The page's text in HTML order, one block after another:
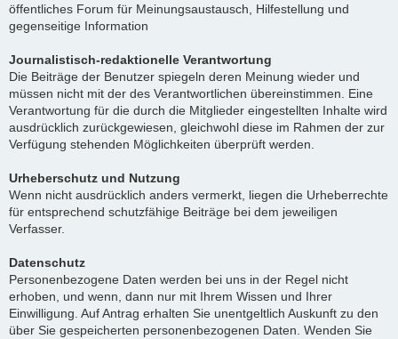
öffentliches Forum für Meinungsaustausch, Hilfestellung und
gegenseitige Information
Journalistisch-redaktionelle Verantwortung
Die Beiträge der Benutzer spiegeln deren Meinung wieder und
müssen nicht mit der des Verantwortlichen übereinstimmen. Eine
Verantwortung für die durch die Mitglieder eingestellten Inhalte wird
ausdrücklich zurückgewiesen, gleichwohl diese im Rahmen der zur
Verfügung stehenden Möglichkeiten überprüft werden.
Urheberschutz und Nutzung
Wenn nicht ausdrücklich anders vermerkt, liegen die Urheberrechte
für entsprechend schutzfähige Beiträge bei dem jeweiligen
Verfasser.
Datenschutz
Personenbezogene Daten werden bei uns in der Regel nicht
erhoben, und wenn, dann nur mit Ihrem Wissen und Ihrer
Einwilligung. Auf Antrag erhalten Sie unentgeltlich Auskunft zu den
über Sie gespeicherten personenbezogenen Daten. Wenden Sie